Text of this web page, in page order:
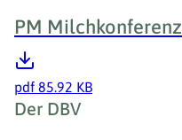
PM Milchkonferenz
pdf 85.92 KB
Fußzeile
Der DBV